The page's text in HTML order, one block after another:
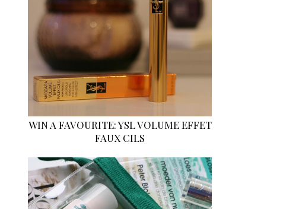
WIN A FAVOURITE: YSL VOLUME EFFET
FAUX CILS